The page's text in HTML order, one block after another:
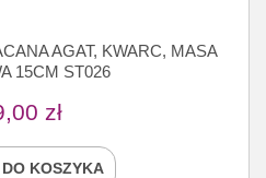
AGAT, KWARC, MASA
15CM ST026
zł
KOSZYKA